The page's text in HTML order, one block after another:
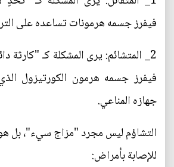
فيفرز جسمه هرمونات تساعده على
2_ المتشائم: يرى المشكلة كـ "كارثة
فيفرز جسمه هرمون الكورتيزول
جهازه المناعي.
التشاؤم ليس مجرد "مزاج سيء"، بل
للإصابة بأمراض: